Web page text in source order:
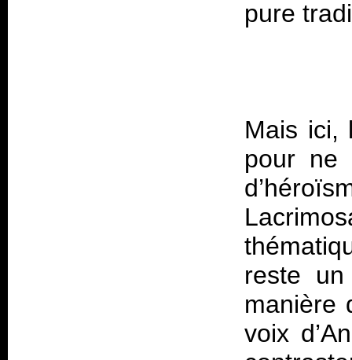
Mais ici,
pour ne
reste
manière
voix